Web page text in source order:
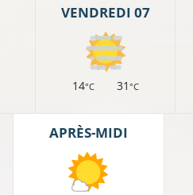
VENDREDI 07
14°C 31 °C
APRÈS-MIDI